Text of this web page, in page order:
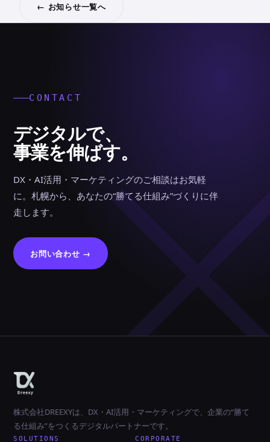
← お知らせ一覧へ
CONTACT
デジタルで、
事業を伸ばす。
DX・AI活用・マーケティングのご相談はお気軽
に。札幌から、あなたの“勝てる仕組み”づくりに伴
走します。
お問い合わせ →
株式会社DREEXYは、DX・AI活用・マーケティングで、企業の“勝て
る仕組み”をつくるデジタルパートナーです。
SOLUTIONS CORPORATE